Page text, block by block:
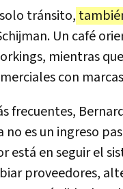
tránsito,
Un café
mientras
con
frecuentes,
no es un ingreso
está en seguir el
proveedores,